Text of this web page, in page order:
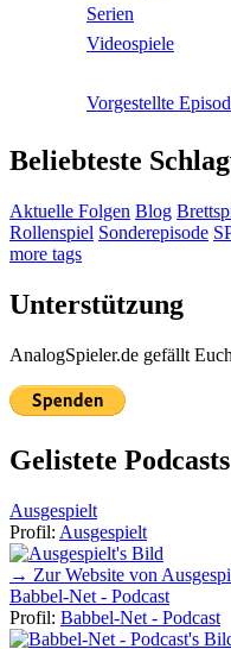
Serien
Videospiele
Vorgestellte
Beliebteste
Aktuelle Folgen Blog
Rollenspiel Sonderepisode
more tags
Unterstützung
AnalogSpieler.de gefällt
Gelistete Podcasts
Ausgespielt
Profil: Ausgespielt
→ Zur Website von
Babbel-Net - Podcast
Profil: Babbel-Net - Podcast